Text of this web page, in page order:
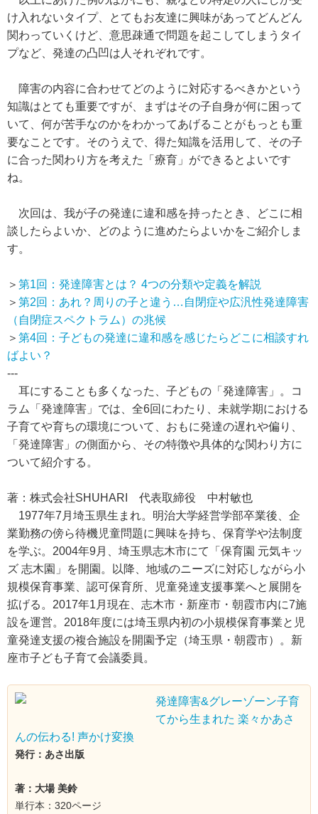
け入れないタイプ、とてもお友達に興味があってどんどん
関わっていくけど、意思疎通で問題を起こしてしまうタイ
プなど、発達の凸凹は人それぞれです。
障害の内容に合わせてどのように対応するべきかという
知識はとても重要ですが、まずはその子自身が何に困って
いて、何が苦手なのかをわかってあげることがもっとも重
要なことです。そのうえで、得た知識を活用して、その子
に合った関わり方を考えた「療育」ができるとよいです
ね。
次回は、我が子の発達に違和感を持ったとき、どこに相
談したらよいか、どのように進めたらよいかをご紹介しま
す。
＞ 第1回：発達障害とは？ 4つの分類や定義を解説
＞ 第2回：あれ？周りの子と違う…自閉症や広汎性発達障害
（自閉症スペクトラム）の兆候
＞ 第4回：子どもの発達に違和感を感じたらどこに相談すれ
ばよい？
---
耳にすることも多くなった、子どもの「発達障害」。コ
ラム「発達障害」では、全6回にわたり、未就学期における
子育てや育ちの環境について、おもに発達の遅れや偏り、
「発達障害」の側面から、その特徴や具体的な関わり方に
ついて紹介する。
著：株式会社SHUHARI 代表取締役 中村敏也
1977年7月埼玉県生まれ。明治大学経営学部卒業後、企
業勤務の傍ら待機児童問題に興味を持ち、保育学や法制度
を学ぶ。2004年9月、埼玉県志木市にて「保育園 元気キッ
ズ 志木園」を開園。以降、地域のニーズに対応しながら小
規模保育事業、認可保育所、児童発達支援事業へと展開を
拡げる。2017年1月現在、志木市・新座市・朝霞市内に7施
設を運営。2018年度には埼玉県内初の小規模保育事業と児
童発達支援の複合施設を開園予定（埼玉県・朝霞市）。新
座市子ども子育て会議委員。
発達障害&グレーゾーン子育
てから生まれた 楽々かあさ
んの伝わる! 声かけ変換
発行：あさ出版
著：大場 美鈴
単行本：320ページ